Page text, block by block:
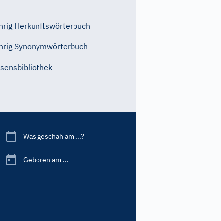
Herkunftswörterbuch
Synonymwörterbuch
Was geschah am ...?
Geboren am ...